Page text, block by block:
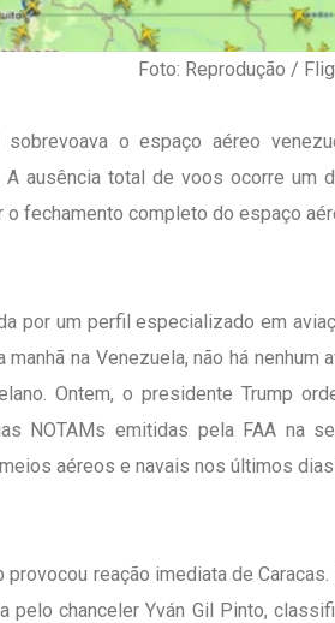
Foto: Reprodução /
sobrevoava o espaço aéreo
A ausência total de voos ocorre
o fechamento completo do espaço
por um perfil especializado em
manhã na Venezuela, não há
Ontem, o presidente Trump
NOTAMs emitidas pela FAA na
aéreos e navais nos últimos
provocou reação imediata de
pelo chanceler Yván Gil Pinto,
1º Dia - São Pedro Do Bairro